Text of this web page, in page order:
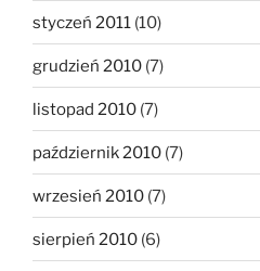
styczeń 2011 (10)
grudzień 2010 (7)
listopad 2010 (7)
październik 2010 (7)
wrzesień 2010 (7)
sierpień 2010 (6)